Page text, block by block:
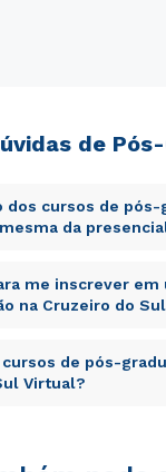
de
dos cursos de pós-
da
unde omnis iste
eaque ipsa
enim ipsam
aut odit aut
me inscrever em
na Cruzeiro do
unde omnis iste
de pós-
Virtual?